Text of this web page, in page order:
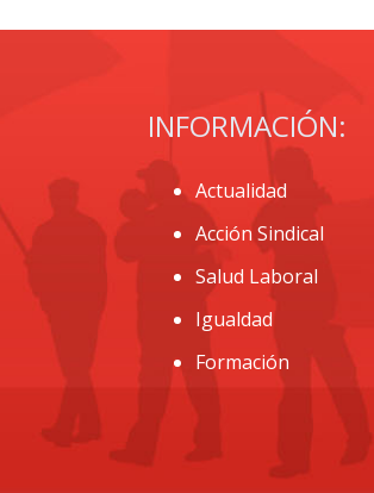
INFORMACIÓN:
Actualidad
Acción Sindical
Salud Laboral
Igualdad
Formación